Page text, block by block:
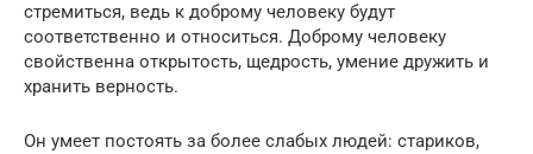
стремиться, ведь к доброму человеку будут
соответственно и относиться. Доброму человеку
свойственна открытость, щедрость, умение дружить и
хранить верность.
Он умеет постоять за более слабых людей: стариков,